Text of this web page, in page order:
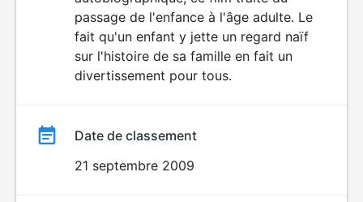
passage de l'enfance à l'âge adulte. Le
fait qu'un enfant y jette un regard naïf
sur l'histoire de sa famille en fait un
divertissement pour tous.
Date de classement
21 septembre 2009